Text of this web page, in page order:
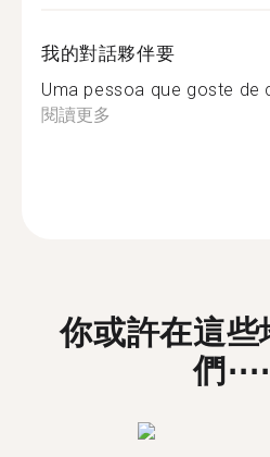
我的對話夥伴要
Uma pessoa que goste de
閱讀更多
你或許在這些
們